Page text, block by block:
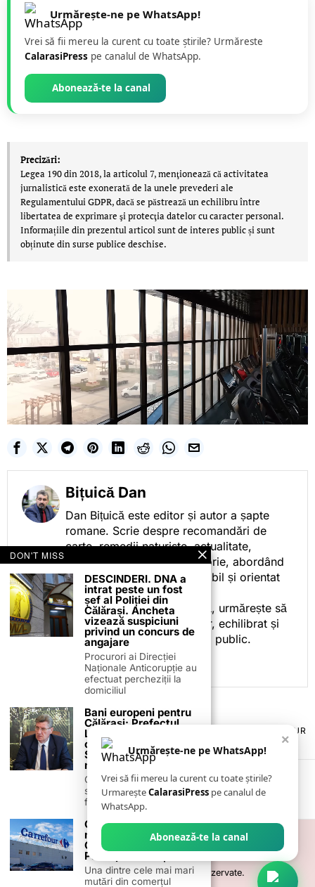
Urmărește-ne pe WhatsApp!
Vrei să fii mereu la curent cu toate știrile? Urmăreste
CalarasiPress pe canalul de WhatsApp.
Abonează-te la canal
Precizări:
Legea 190 din 2018, la articolul 7, menţionează că activitatea
jurnalistică este exonerată de la unele prevederi ale
Regulamentului GDPR, dacă se păstrează un echilibru între
libertatea de exprimare şi protecţia datelor cu caracter personal.
Informațiile din prezentul articol sunt de interes public și sunt
obținute din surse publice deschise.
Bițuică Dan
Dan Bițuică este editor și autor a șapte
romane. Scrie despre recomandări de
carte, remedii naturiste, actualitate,
cotidian politic, sport și istorie, abordând
subiectele într-un stil accesibil și orientat
spre informare.
Prin activitatea sa editorială, urmărește să
ofere cititorilor conținut clar, echilibrat și
relevant, adaptat interesului public.
TERMENI ȘI CONDIȚII
POLITICA DE ANULARE & RETUR
PUBLICITATE ONLINE & TIPĂRITĂ
CONTACT
ZIARUL ANUNȚUL CĂLĂRĂȘEAN
© 2026- Toate drepturile sunt rezervate.
×
Urmărește-ne pe WhatsApp!
Vrei să fii mereu la curent cu toate știrile?
UrmareșteCalarasiPress pe canalul de
WhatsApp.
Abonează-te la canal
DON'T MISS
DESCINDERI. DNA a
intrat peste un fost
șef al Poliției din
Călărași. Ancheta
vizează suspiciuni
privind un concurs de
angajare
Procurori ai Direcției
Naționale Anticorupție au
efectuat percheziții la
domiciliul
Bani europeni pentru
Călărași: Prefectul
Laurențiu State anunță
colaborarea cu ADR
Sud-Muntenia pentru
noi finanțări
Călărașul se pregătește
să intre pe harta
finanțărilor europene, cu
Carrefour intră într-o
nouă eră în România.
Ce pregătesc frații
Pavăl pentru rețea
Una dintre cele mai mari
mutări din comerțul